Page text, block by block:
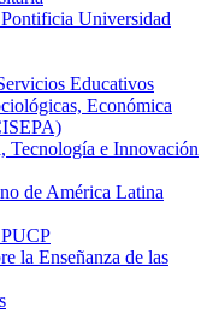
Universidad
Educativos
Económica
Tecnología e Innovación
de América Latina
la Enseñanza de las